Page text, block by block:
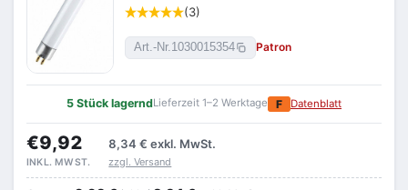
(3)
Art.-Nr. 1030015354 Patron
5 Stück lagerndLieferzeit 1–2 Werktage F Datenblatt
€9,92 8,34 € exkl. MwSt.
INKL. MWST. zzgl. Versand